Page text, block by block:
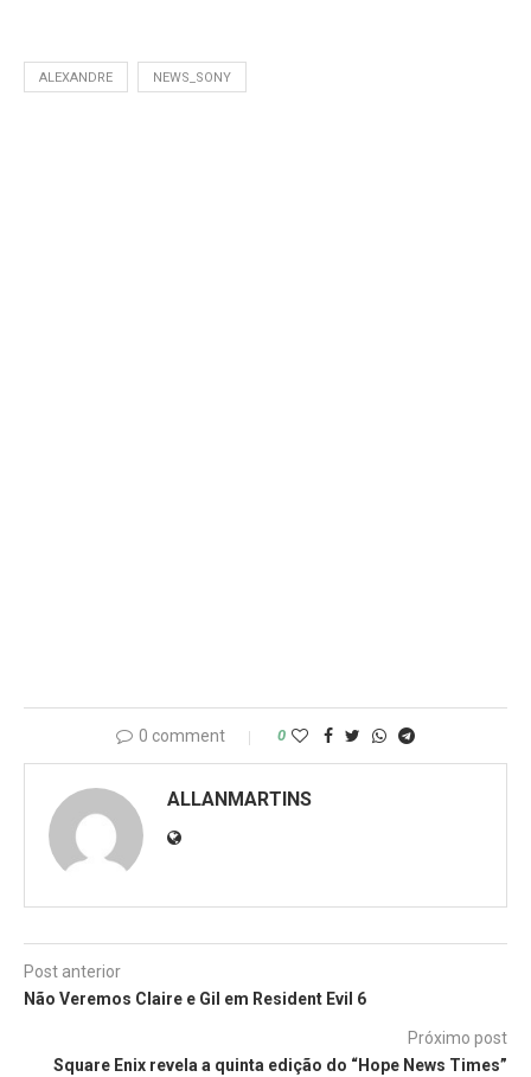
ALEXANDRE NEWS_SONY
0 comment 0
ALLANMARTINS
Post anterior
Não Veremos Claire e Gil em Resident Evil 6
Próximo post
Square Enix revela a quinta edição do “Hope News Times”